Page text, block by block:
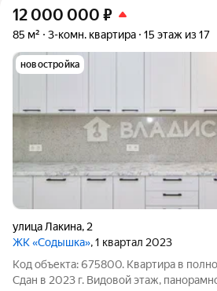
12 000 000 ₽
85 м² 3-комн. квартира 15 этаж из 17
новостройка
улица Лакина, 2
ЖК «Содышка», 1 квартал 2023
Код объекта: 675800. Квартира в
Сдан в 2023 г. Видовой этаж,